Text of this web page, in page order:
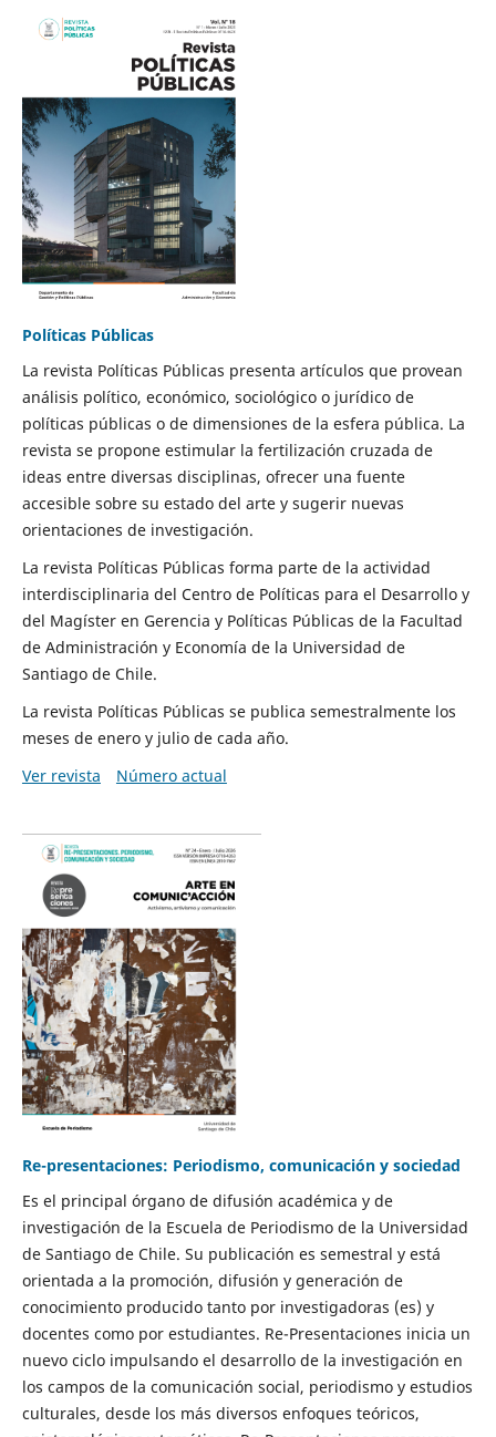
Políticas Públicas
La revista Políticas Públicas presenta artículos que provean
análisis político, económico, sociológico o jurídico de
políticas públicas o de dimensiones de la esfera pública. La
revista se propone estimular la fertilización cruzada de
ideas entre diversas disciplinas, ofrecer una fuente
accesible sobre su estado del arte y sugerir nuevas
orientaciones de investigación.
La revista Políticas Públicas forma parte de la actividad
interdisciplinaria del Centro de Políticas para el Desarrollo y
del Magíster en Gerencia y Políticas Públicas de la Facultad
de Administración y Economía de la Universidad de
Santiago de Chile.
La revista Políticas Públicas se publica semestralmente los
meses de enero y julio de cada año.
Ver revista
Número actual
Re-presentaciones: Periodismo, comunicación y sociedad
Es el principal órgano de difusión académica y de
investigación de la Escuela de Periodismo de la Universidad
de Santiago de Chile. Su publicación es semestral y está
orientada a la promoción, difusión y generación de
conocimiento producido tanto por investigadoras (es) y
docentes como por estudiantes. Re-Presentaciones inicia un
nuevo ciclo impulsando el desarrollo de la investigación en
los campos de la comunicación social, periodismo y estudios
culturales, desde los más diversos enfoques teóricos,